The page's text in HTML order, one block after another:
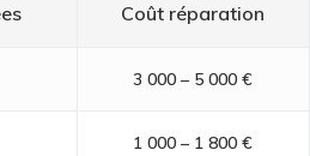
Coût réparation
3 000 – 5 000 €
1 000 – 1 800 €